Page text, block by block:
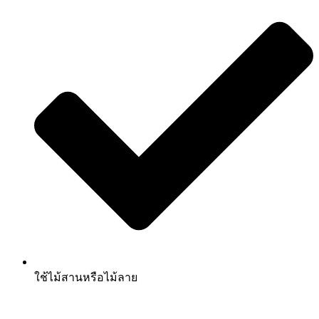
ใช้ไม้สานหรือไม้ลาย